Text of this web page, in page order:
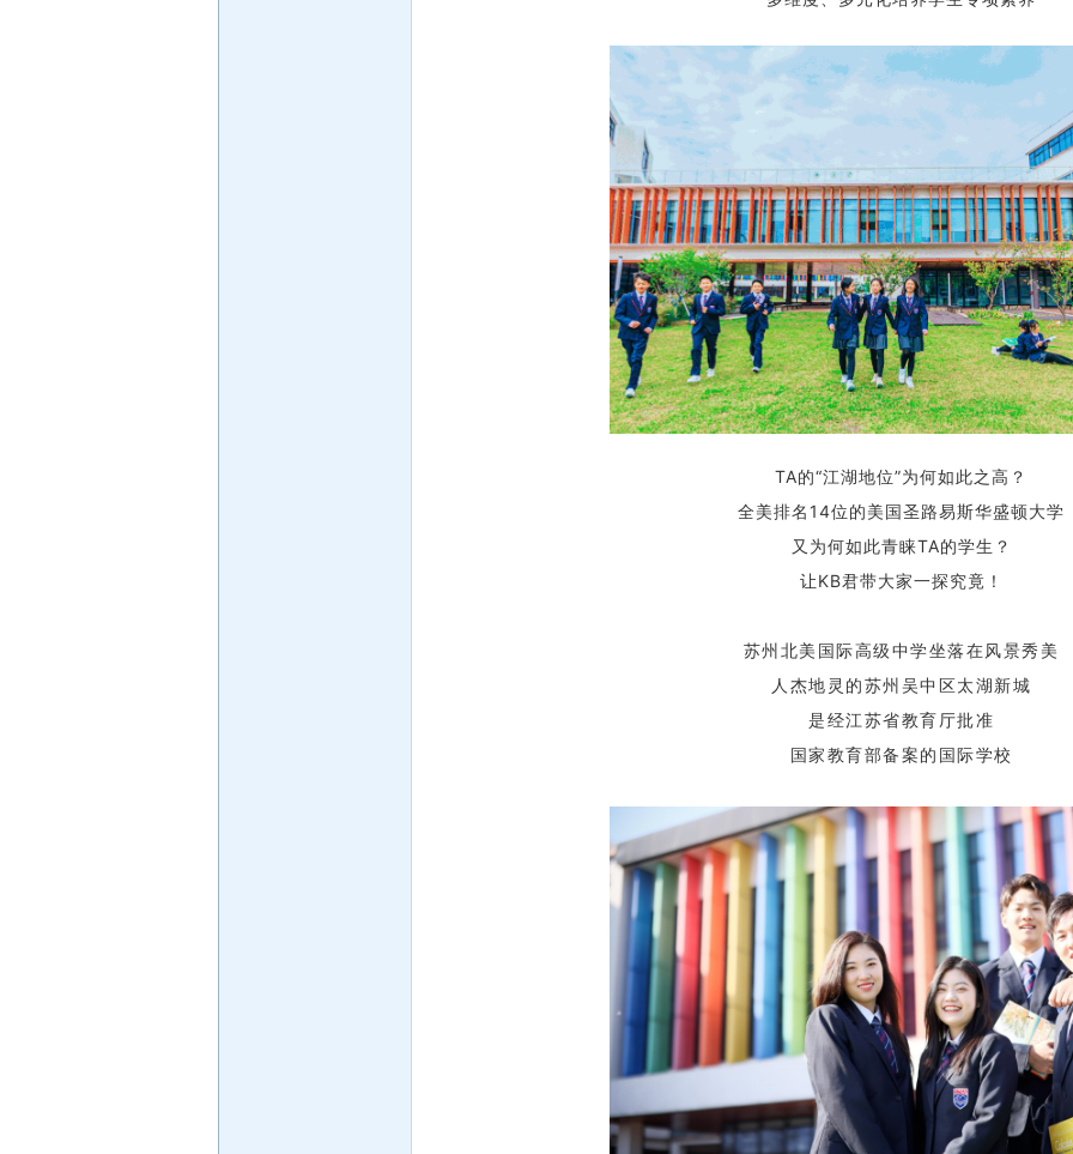
TA的“江湖地位”为何如此之高？
全美排名14位的美国圣路易斯华盛顿大学
又为何如此青睐TA的学生？
让KB君带大家一探究竟！
苏州北美国际高级中学坐落在风景秀美
人杰地灵的苏州吴中区太湖新城
是经江苏省教育厅批准
国家教育部备案的国际学校